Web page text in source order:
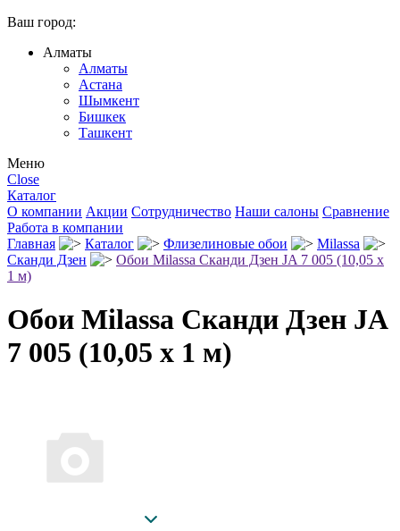
Ваш город:
Алматы
Алматы
Астана
Шымкент
Бишкек
Ташкент
Меню
Close
Каталог
О компании Акции Сотрудничество Наши салоны Сравнение
Работа в компании
Главная
Каталог Флизелиновые обои
Milassa
Сканди Дзен
Обои Milassa Сканди Дзен JA 7 005 (10,05 х
1 м)
Обои Milassa Сканди Дзен JA
7 005 (10,05 х 1 м)